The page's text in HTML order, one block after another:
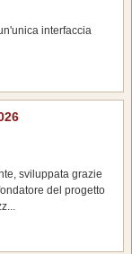
interfaccia
sviluppata grazie
del progetto